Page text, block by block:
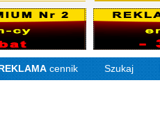
cennik Szukaj